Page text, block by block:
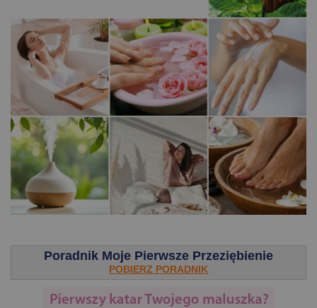
Poradnik Moje Pierwsze Przeziębienie
POBIERZ PORADNIK